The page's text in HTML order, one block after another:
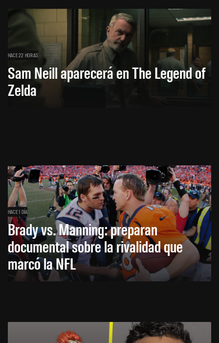
HACE 22 HORAS
Sam Neill aparecerá en The Legend of
Zelda
HACE 1 DÍA
Brady vs. Manning: preparan
documental sobre la rivalidad que
marcó la NFL